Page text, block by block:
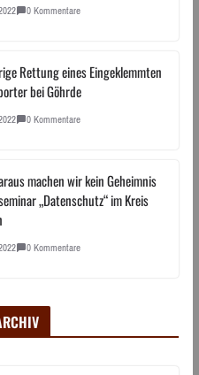
0 Kommentare
Rettung eines Eingeklemmten
bei Göhrde
0 Kommentare
machen wir kein Geheimnis
„Datenschutz“ im Kreis
0 Kommentare